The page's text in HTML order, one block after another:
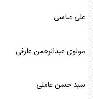
علی عباسی
مولوی عبدالرحمن عارفی
سید حسن عاملی